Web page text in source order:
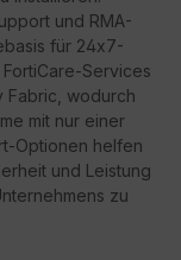
und RMA-
für 24x7-
Services
Fabric, wodurch
mit nur einer
Optionen helfen
und Leistung
zu